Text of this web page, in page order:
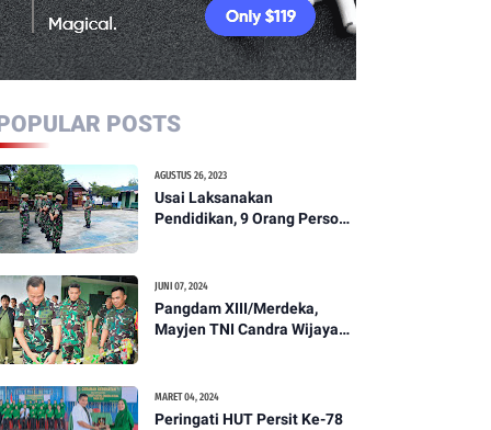
POSTS
AGUSTUS 26, 2023
Usai Laksanakan
Pendidikan, 9 Orang Personil
Ikuti Apel Pagi Dan
Pengecekan
JUNI 07, 2024
Pangdam XIII/Merdeka,
Mayjen TNI Candra Wijaya
MARET 04, 2024
Peringati HUT Persit Ke-78